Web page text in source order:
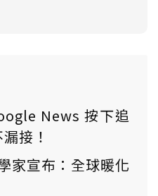
News 按下追
接！
家宣布：全球暖化